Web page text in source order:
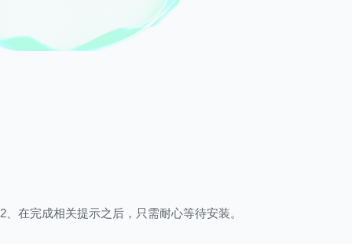
2、在完成相关提示之后，只需耐心等待安装。